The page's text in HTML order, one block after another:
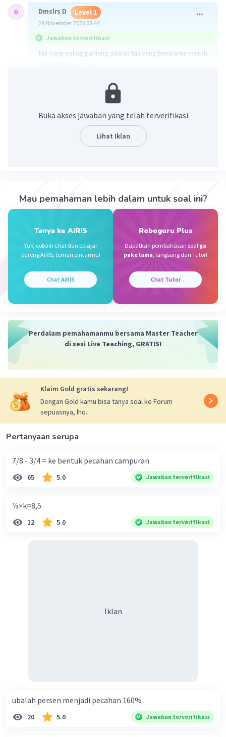
Dmslrs D Level 1
29 November 2023 03:44
Jawaban terverifikasi
tali yang paling panjang adalah tali yang berwarna merah
Beri Rating·0.0(0) Balas
Iklan
Semoga membantu
Sharkan A Level 24
29 November 2023 05:19
Buka akses jawaban yang telah terverifikasi
Lihat Iklan
Mau pemahaman lebih dalam untuk soal ini?
Tanya ke AiRIS
Yuk, cobain chat dan belajar
bareng AiRIS, teman pintarmu!
Chat AiRIS
Roboguru Plus
Dapatkan pembahasan soal ga
pake lama, langsung dari Tutor!
Chat Tutor
Perdalam pemahamanmu bersama Master Teacher
di sesi Live Teaching, GRATIS!
Klaim Gold gratis sekarang!
Dengan Gold kamu bisa tanya soal ke Forum
sepuasnya, lho.
Pertanyaan serupa
7/8 - 3/4 = ke bentuk pecahan campuran
65 5.0 Jawaban terverifikasi
⅓×k=8,5
12 5.0 Jawaban terverifikasi
Iklan
ubalah persen menjadi pecahan 160%
20 5.0 Jawaban terverifikasi